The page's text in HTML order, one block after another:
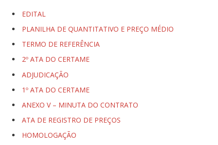
EDITAL
PLANILHA DE QUANTITATIVO E PREÇO MÉDIO
TERMO DE REFERÊNCIA
2º ATA DO CERTAME
ADJUDICAÇÃO
1º ATA DO CERTAME
ANEXO V – MINUTA DO CONTRATO
ATA DE REGISTRO DE PREÇOS
HOMOLOGAÇÃO